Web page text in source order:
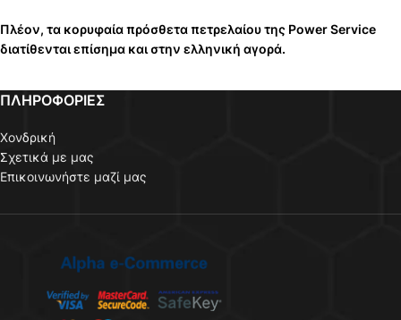
Πλέον, τα κορυφαία πρόσθετα πετρελαίου της Power Service
διατίθενται επίσημα και στην ελληνική αγορά.
ΠΛΗΡΟΦΟΡΙΕΣ
Χονδρική
Σχετικά με μας
Επικοινωνήστε μαζί μας